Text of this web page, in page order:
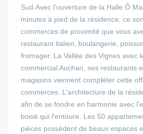
Sud.Avec l'ouverture de la Halle Ô
minutes à pied de la résidence, ce
commerces de proximité que vous
restaurant italien, boulangerie,
fromager. La Vallée des Vignes avec
commercial Auchan, ses restaurants
magasins viennent compléter cette
commerces. L'architecture de la
afin de se fondre en harmonie avec
boisé qui l'entoure. Les 50
pièces possèdent de beaux espaces